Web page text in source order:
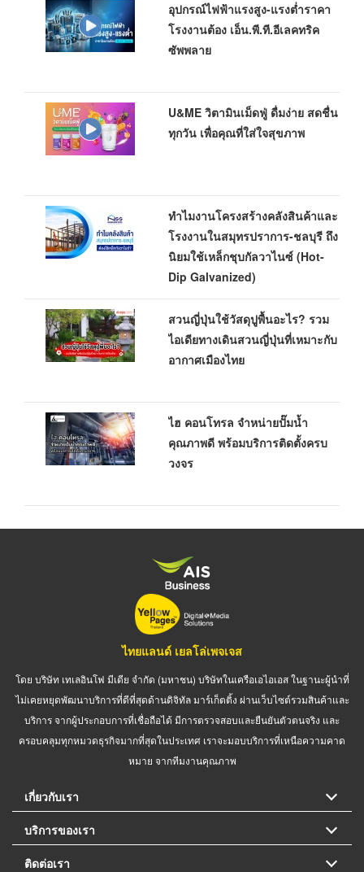
อุปกรณ์ไฟฟ้าแรงสูง-แรงต่ำราคา
โรงงานต้อง เอ็น.พี.ที.อีเลคทริค
ซัพพลาย
U&ME วิตามินเม็ดฟู่ ดื่มง่าย สดชื่น
ทุกวัน เพื่อคุณที่ใส่ใจสุขภาพ
ทำไมงานโครงสร้างคลังสินค้าและ
โรงงานในสมุทรปราการ-ชลบุรี ถึง
นิยมใช้เหล็กชุบกัลวาไนซ์ (Hot-
Dip Galvanized)
สวนญี่ปุ่นใช้วัสดุปูพื้นอะไร? รวม
ไอเดียทางเดินสวนญี่ปุ่นที่เหมาะกับ
อากาศเมืองไทย
ไฮ คอนโทรล จำหน่ายปั๊มน้ำ
คุณภาพดี พร้อมบริการติดตั้งครบ
วงจร
ไทยแลนด์ เยลโล่เพจเจส
โดย บริษัท เทเลอินโฟ มีเดีย จำกัด (มหาชน) บริษัทในเครือเอไอเอส ในฐานะผู้นำที่
ไม่เคยหยุดพัฒนาบริการที่ดีที่สุดด้านดิจิทัล มาร์เก็ตติ้ง ผ่านเว็บไซต์รวมสินค้าและ
บริการ จากผู้ประกอบการที่เชื่อถือได้ มีการตรวจสอบและยืนยันตัวตนจริง และ
ครอบคลุมทุกหมวดธุรกิจมากที่สุดในประเทศ เราจะมอบบริการที่เหนือความคาด
หมาย จากทีมงานคุณภาพ
เกี่ยวกับเรา
บริการของเรา
ติดต่อเรา